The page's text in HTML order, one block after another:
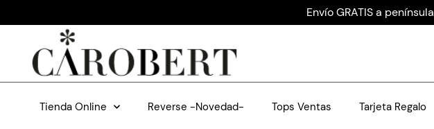
Envío GRATIS a península
Tienda Online Reverse -Novedad- Tops Ventas Tarjeta Regalo